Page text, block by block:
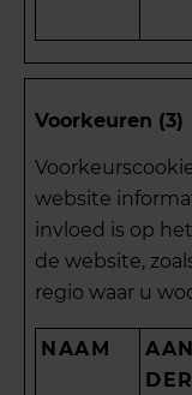
Voorkeuren (3)
website
invloed is op
de website,
regio waar u
NAAM
DER